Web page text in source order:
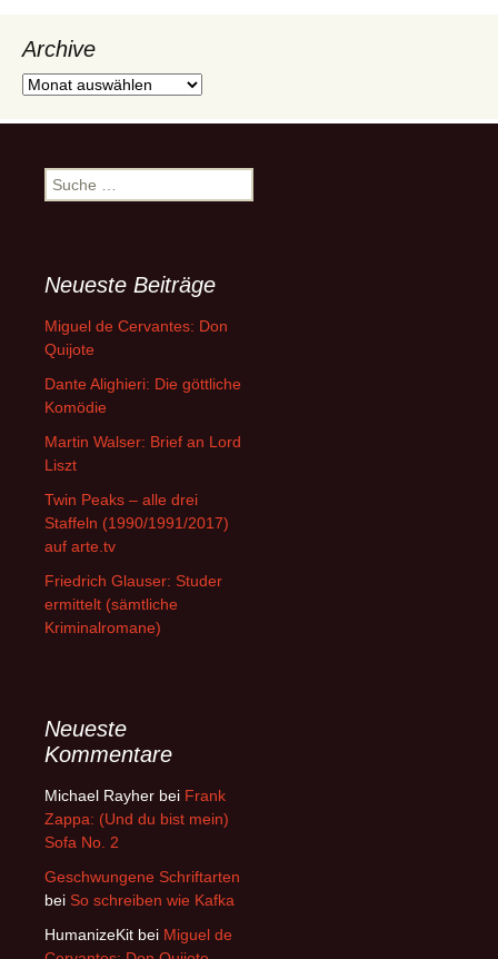
Archive
Archive
Suche
nach:
Neueste Beiträge
Miguel de Cervantes: Don
Quijote
Dante Alighieri: Die göttliche
Komödie
Martin Walser: Brief an Lord
Liszt
Twin Peaks – alle drei
Staffeln (1990/1991/2017)
auf arte.tv
Friedrich Glauser: Studer
ermittelt (sämtliche
Kriminalromane)
Neueste
Kommentare
Michael Rayher bei Frank
Zappa: (Und du bist mein)
Sofa No. 2
Geschwungene Schriftarten
bei So schreiben wie Kafka
HumanizeKit bei Miguel de